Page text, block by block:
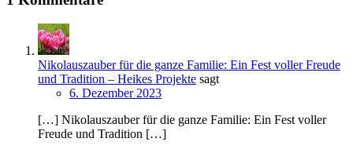
Nikolauszauber für die ganze Familie: Ein Fest voller Freude
und Tradition – Heikes Projekte sagt
6. Dezember 2023
[…] Nikolauszauber für die ganze Familie: Ein Fest voller
Freude und Tradition […]